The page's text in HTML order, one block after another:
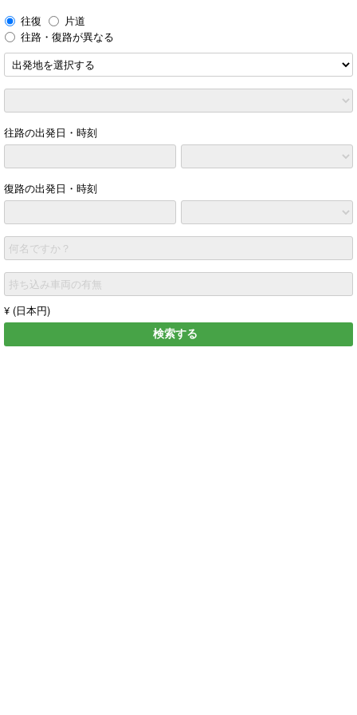
往復
片道
往路・復路が異なる
往路の出発日・時刻
復路の出発日・時刻
何名ですか？
持ち込み車両の有無
¥ (日本円)
検索する